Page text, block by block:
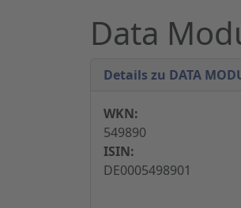
Data
Details zu DATA
WKN:
549890
ISIN:
DE0005498901